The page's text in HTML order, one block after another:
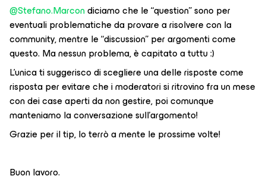
@Stefano.Marcondiciamo che le “question” sono per
eventuali problematiche da provare a risolvere con la
community, mentre le “discussion” per argomenti come
questo. Ma nessun problema, è capitato a tuttu :)
L’unica ti suggerisco di scegliere una delle risposte come
risposta per evitare che i moderatori si ritrovino fra un mese
con dei case aperti da non gestire, poi comunque
manteniamo la conversazione sull’argomento!
Grazie per il tip, lo terrò a mente le prossime volte!
Buon lavoro.